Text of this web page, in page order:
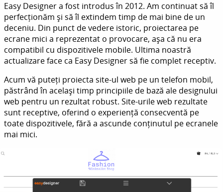
Easy Designer a fost introdus în 2012. Am continuat să îl
perfecționăm și să îl extindem timp de mai bine de un
deceniu. Din punct de vedere istoric, proiectarea pe
ecrane mici a reprezentat o provocare, așa că nu era
compatibil cu dispozitivele mobile. Ultima noastră
actualizare face ca Easy Designer să fie complet receptiv.
Acum vă puteți proiecta site-ul web pe un telefon mobil,
păstrând în același timp principiile de bază ale designului
web pentru un rezultat robust. Site-urile web rezultate
sunt receptive, oferind o experiență consecventă pe
toate dispozitivele, fără a ascunde conținutul pe ecranele
mai mici.